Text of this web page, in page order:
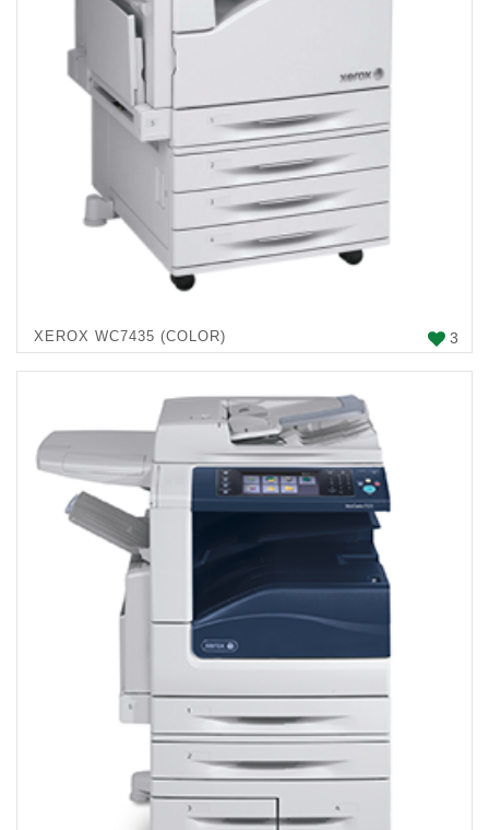
3
XEROX WC7435 (COLOR)